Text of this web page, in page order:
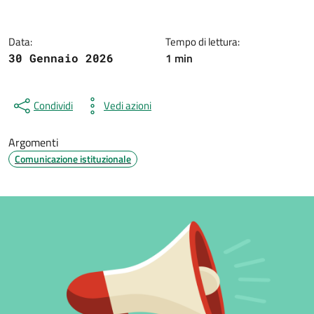
Data:
30 Gennaio 2026
Tempo di lettura:
1 min
Condividi Vedi azioni
Argomenti
Comunicazione istituzionale